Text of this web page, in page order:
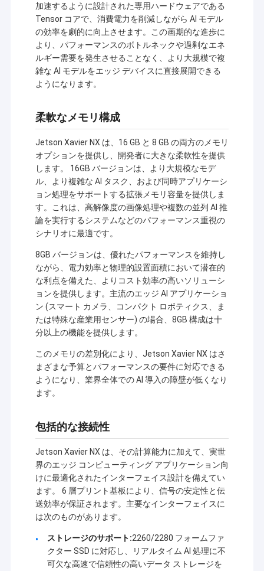
加速するように設計された専用ハードウェアである
Tensor コアで、消費電力を削減しながら AI モデル
の効率を劇的に向上させます。この画期的な進歩に
より、パフォーマンスのボトルネックや過剰なエネ
ルギー需要を発生させることなく、より大規模で複
雑な AI モデルをエッジ デバイスに直接展開できる
ようになります。
柔軟なメモリ構成
Jetson Xavier NX は、16 GB と 8 GB の両方のメモリ
オプションを提供し、開発者に大きな柔軟性を提供
します。 16GB バージョンは、より大規模なモデ
ル、より複雑な AI タスク、および同時アプリケーシ
ョン処理をサポートする拡張メモリ容量を提供しま
す。これは、高解像度の画像処理や複数の並列 AI 推
論を実行するシステムなどのパフォーマンス重視の
シナリオに最適です。
8GB バージョンは、優れたパフォーマンスを維持し
ながら、電力効率と物理的設置面積において潜在的
な利点を備えた、よりコスト効率の高いソリューシ
ョンを提供します。主流のエッジ AI アプリケーショ
ン (スマート カメラ、コンパクト ロボティクス、ま
たは特殊な産業用センサー) の場合、8GB 構成は十
分以上の機能を提供します。
このメモリの差別化により、Jetson Xavier NX はさ
まざまな予算とパフォーマンスの要件に対応できる
ようになり、業界全体での AI 導入の障壁が低くなり
ます。
包括的な接続性
Jetson Xavier NX は、その計算能力に加えて、実世
界のエッジ コンピューティング アプリケーション向
けに最適化されたインターフェイス設計を備えてい
ます。 6 層プリント基板により、信号の安定性と伝
送効率が保証されます。主要なインターフェイスに
は次のものがあります。
ストレージのサポート:2260/2280 フォームファ
クター SSD に対応し、リアルタイム AI 処理に不
可欠な高速で信頼性の高いデータ ストレージを